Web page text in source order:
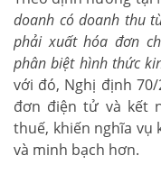
doanh có doanh thu
phải xuất hóa đơn
phân biệt hình thức
với đó, Nghị định
đơn điện tử và kết
thuế, khiến nghĩa vụ
và minh bạch hơn.